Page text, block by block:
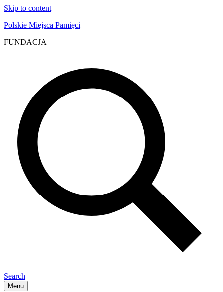
Skip to content
Polskie Miejsca Pamięci
FUNDACJA
Search
Menu